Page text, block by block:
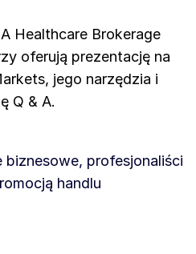
Healthcare Brokerage
oferują prezentację na
jego narzędzia i
Q & A.
biznesowe, profesjonaliści
handlu